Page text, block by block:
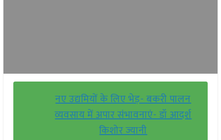
नए उद्यमियों के लिए भेड़- बकरी पालन
व्यवसाय में अपार संभावनाएं- डॉ आदर्श
किशोर ज्यानी